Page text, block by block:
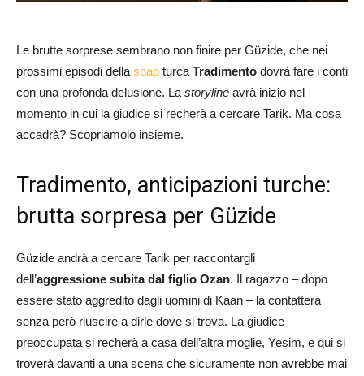
Le brutte sorprese sembrano non finire per Güzide, che nei
prossimi episodi della soap turca Tradimento dovrà fare i conti
con una profonda delusione. La storyline avrà inizio nel
momento in cui la giudice si recherà a cercare Tarik. Ma cosa
accadrà? Scopriamolo insieme.
Tradimento, anticipazioni turche:
brutta sorpresa per Güzide
Güzide andrà a cercare Tarik per raccontargli
dell’aggressione subita dal figlio Ozan. Il ragazzo – dopo
essere stato aggredito dagli uomini di Kaan – la contatterà
senza però riuscire a dirle dove si trova. La giudice
preoccupata si recherà a casa dell’altra moglie, Yesim, e qui si
troverà davanti a una scena che sicuramente non avrebbe mai